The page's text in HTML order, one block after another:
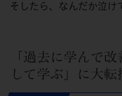
そしたら、なんだか泣け
「過去に学んで
して学ぶ」に大転